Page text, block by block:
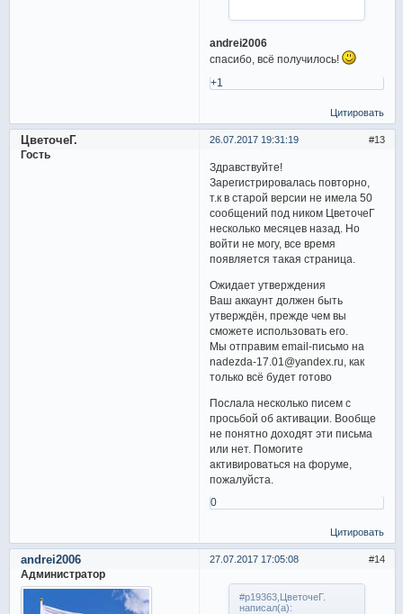
andrei2006
спасибо, всё получилось!
+1
Цитировать
13
26.07.2017 19:31:19
ЦветочеГ.
Гость
Здравствуйте!
Зарегистрировалась повторно,
т.к в старой версии не имела 50
сообщений под ником ЦветочеГ
несколько месяцев назад. Но
войти не могу, все время
появляется такая страница.
Ожидает утверждения
Ваш аккаунт должен быть
утверждён, прежде чем вы
сможете использовать его.
Мы отправим email-письмо на
nadezda-17.01@yandex.ru, как
только всё будет готово
Послала несколько писем с
просьбой об активации. Вообще
не понятно доходят эти письма
или нет. Помогите
активироваться на форуме,
пожалуйста.
0
Цитировать
14
27.07.2017 17:05:08
andrei2006
Администратор
#p19363,ЦветочеГ.
написал(а):